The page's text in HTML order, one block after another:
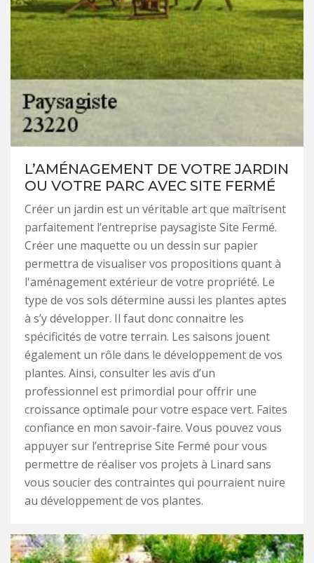
L’AMÉNAGEMENT DE VOTRE JARDIN
OU VOTRE PARC AVEC SITE FERMÉ
Créer un jardin est un véritable art que maîtrisent
parfaitement l’entreprise paysagiste Site Fermé.
Créer une maquette ou un dessin sur papier
permettra de visualiser vos propositions quant à
l'aménagement extérieur de votre propriété. Le
type de vos sols détermine aussi les plantes aptes
à s’y développer. Il faut donc connaitre les
spécificités de votre terrain. Les saisons jouent
également un rôle dans le développement de vos
plantes. Ainsi, consulter les avis d’un
professionnel est primordial pour offrir une
croissance optimale pour votre espace vert. Faites
confiance en mon savoir-faire. Vous pouvez vous
appuyer sur l’entreprise Site Fermé pour vous
permettre de réaliser vos projets à Linard sans
vous soucier des contraintes qui pourraient nuire
au développement de vos plantes.